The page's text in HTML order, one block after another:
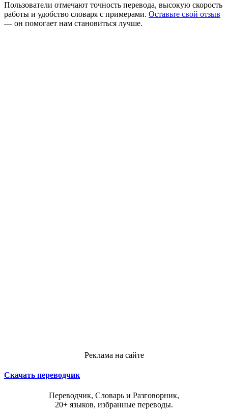
Пользователи отмечают точность перевода, высокую скорость
работы и удобство словаря с примерами. Оставьте свой отзыв
— он помогает нам становиться лучше.
Реклама на сайте
Скачать переводчик
Переводчик, Словарь и Разговорник,
20+ языков, избранные переводы.